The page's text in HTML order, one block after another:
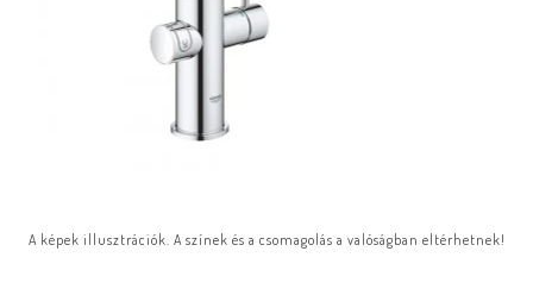
A képek illusztrációk. A színek és a csomagolás a valóságban eltérhetnek!